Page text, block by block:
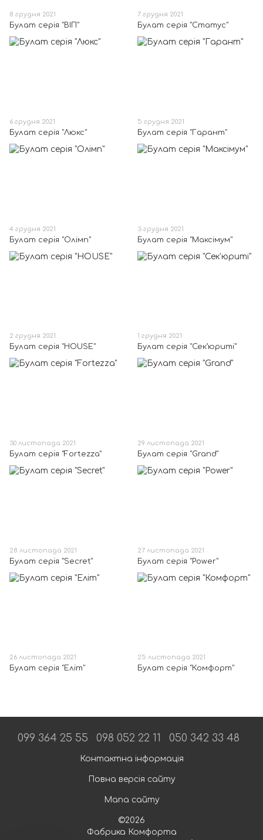
8 грудня 2021
Булат серія "ВІП"
7 грудня 2021
Булат серія "Статус"
6 грудня 2021
Булат серія "Люкс"
5 грудня 2021
Булат серія "Гарант"
4 грудня 2021
Булат серія "Олімп"
3 грудня 2021
Булат серія "Максімум"
2 грудня 2021
Булат серія "HOUSE"
1 грудня 2021
Булат серія "Сек’юриті"
30 листопада 2021
Булат серія "Fortezza"
29 листопада 2021
Булат серія "Grand"
28 листопада 2021
Булат серія "Secret"
27 листопада 2021
Булат серія "Power"
26 листопада 2021
Булат серія "Еліт"
25 листопада 2021
Булат серія "Комфорт"
099 364 25 55 098 052 22 11 050 342 33 48
Контактна інформація
Повна версія сайту
Мапа сайту
©2026
Фабрика Комфорта